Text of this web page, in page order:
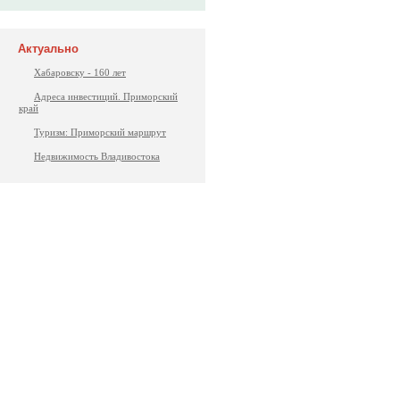
Актуально
Хабаровску - 160 лет
Адреса инвестиций. Приморский
край
Туризм: Приморский маршрут
Недвижимость Владивостока